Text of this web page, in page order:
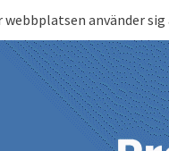
webbplatsen använder sig